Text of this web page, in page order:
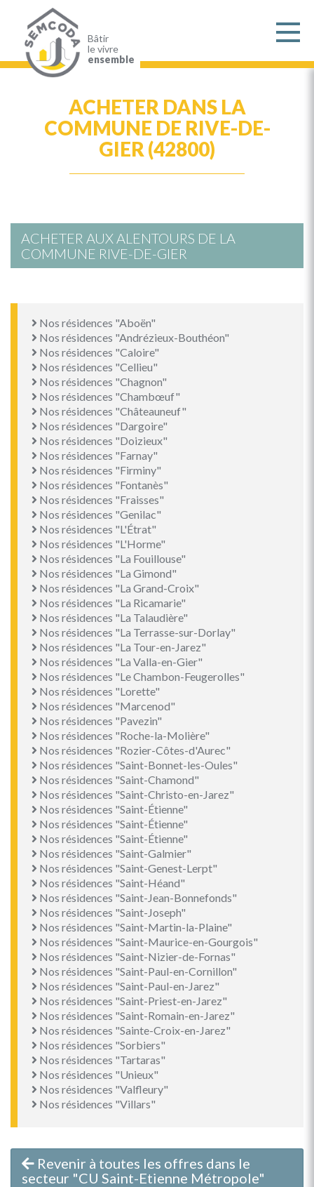
contenu
principal
Bâtir
le vivre
ensemble
ACHETER DANS LA
COMMUNE DE RIVE-DE-
GIER (42800)
ACHETER AUX ALENTOURS DE LA
COMMUNE RIVE-DE-GIER
Nos résidences "Aboën"
Nos résidences "Andrézieux-Bouthéon"
Nos résidences "Caloire"
Nos résidences "Cellieu"
Nos résidences "Chagnon"
Nos résidences "Chambœuf"
Nos résidences "Châteauneuf"
Nos résidences "Dargoire"
Nos résidences "Doizieux"
Nos résidences "Farnay"
Nos résidences "Firminy"
Nos résidences "Fontanès"
Nos résidences "Fraisses"
Nos résidences "Genilac"
Nos résidences "L'Étrat"
Nos résidences "L'Horme"
Nos résidences "La Fouillouse"
Nos résidences "La Gimond"
Nos résidences "La Grand-Croix"
Nos résidences "La Ricamarie"
Nos résidences "La Talaudière"
Nos résidences "La Terrasse-sur-Dorlay"
Nos résidences "La Tour-en-Jarez"
Nos résidences "La Valla-en-Gier"
Nos résidences "Le Chambon-Feugerolles"
Nos résidences "Lorette"
Nos résidences "Marcenod"
Nos résidences "Pavezin"
Nos résidences "Roche-la-Molière"
Nos résidences "Rozier-Côtes-d'Aurec"
Nos résidences "Saint-Bonnet-les-Oules"
Nos résidences "Saint-Chamond"
Nos résidences "Saint-Christo-en-Jarez"
Nos résidences "Saint-Étienne"
Nos résidences "Saint-Étienne"
Nos résidences "Saint-Étienne"
Nos résidences "Saint-Galmier"
Nos résidences "Saint-Genest-Lerpt"
Nos résidences "Saint-Héand"
Nos résidences "Saint-Jean-Bonnefonds"
Nos résidences "Saint-Joseph"
Nos résidences "Saint-Martin-la-Plaine"
Nos résidences "Saint-Maurice-en-Gourgois"
Nos résidences "Saint-Nizier-de-Fornas"
Nos résidences "Saint-Paul-en-Cornillon"
Nos résidences "Saint-Paul-en-Jarez"
Nos résidences "Saint-Priest-en-Jarez"
Nos résidences "Saint-Romain-en-Jarez"
Nos résidences "Sainte-Croix-en-Jarez"
Nos résidences "Sorbiers"
Nos résidences "Tartaras"
Nos résidences "Unieux"
Nos résidences "Valfleury"
Nos résidences "Villars"
Revenir à toutes les offres dans le
secteur "CU Saint-Etienne Métropole"